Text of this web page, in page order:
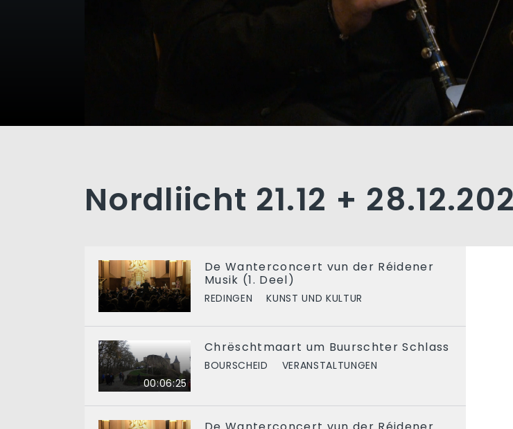
Nordliicht 21.12 +
De Wanterconcert vun der Réidener
Musik (1. Deel)
REDINGEN KUNST UND KULTUR
00:06:25
Chrëschtmaart um Buurschter Schlass
BOURSCHEID VERANSTALTUNGEN